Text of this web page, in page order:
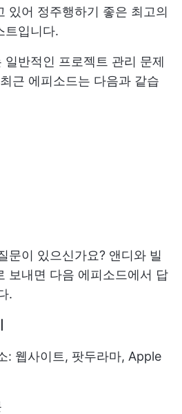
있어 정주행하기 좋은 최고의
트입니다.
일반적인 프로젝트 관리 문제
근 에피소드는 다음과 같습
문이 있으신가요? 앤디와 빌
보내면 다음 에피소드에서 답
.
: 웹사이트, 팟두라마, Apple